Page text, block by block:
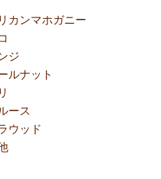
カンマホガニー
ジ
ルナット
ース
ウッド